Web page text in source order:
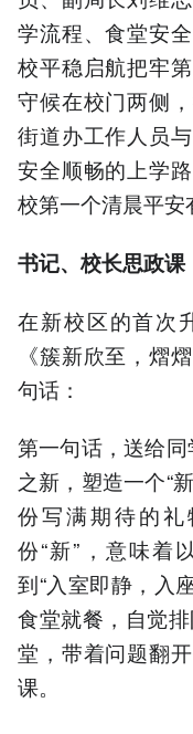
学流程、食堂安
校平稳启航把牢
守候在校门两侧
街道办工作人员
安全顺畅的上学
校第一个清晨平安
书记、校长思政课
在新校区的首次
《簇新欣至，熠
句话：
第一句话，送给同
之新，塑造一个“
份写满期待的
份“新”，意味着
到“入室即静，入
食堂就餐，自觉
堂，带着问题翻
课。